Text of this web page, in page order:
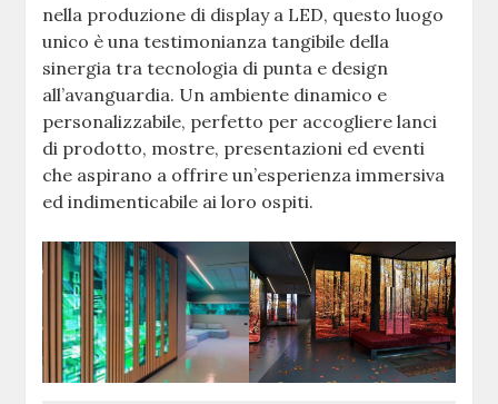
nella produzione di display a LED, questo luogo
unico è una testimonianza tangibile della
sinergia tra tecnologia di punta e design
all’avanguardia. Un ambiente dinamico e
personalizzabile, perfetto per accogliere lanci
di prodotto, mostre, presentazioni ed eventi
che aspirano a offrire un’esperienza immersiva
ed indimenticabile ai loro ospiti.